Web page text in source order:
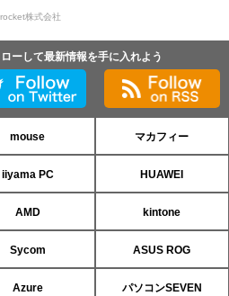
株式会社
ーして最新情報を手に入れよう
mouse マカフィー
iiyama PC HUAWEI
AMD kintone
Sycom ASUS ROG
Azure パソコンSEVEN